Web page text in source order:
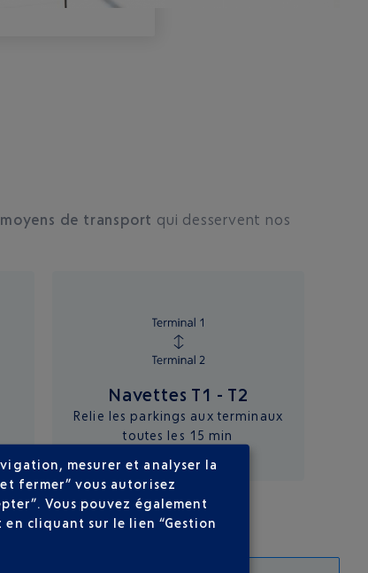
moyens de transport qui desservent nos
Navettes T1 - T2
Relie les parkings aux terminaux
toutes les 15 min
mesurer et analyser la
fermer” vous autorisez
Vous pouvez également
cliquant sur le lien “Gestion